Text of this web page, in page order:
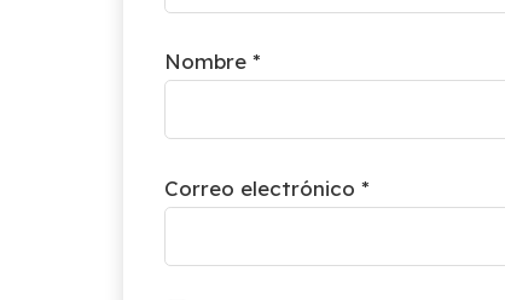
Nombre *
Correo electrónico *